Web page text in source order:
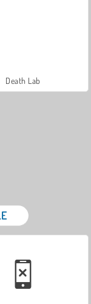
Death Lab